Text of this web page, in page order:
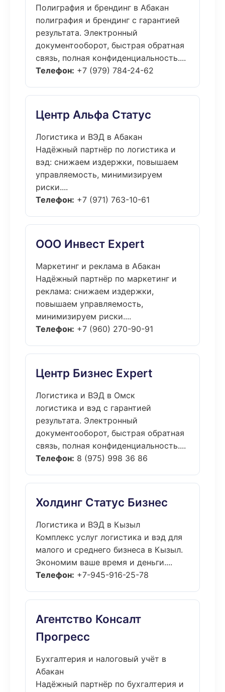
Полиграфия и брендинг в Абакан
полиграфия и брендинг с гарантией
результата. Электронный
документооборот, быстрая обратная
связь, полная конфиденциальность....
Телефон: +7 (979) 784-24-62
Центр Альфа Статус
Логистика и ВЭД в Абакан
Надёжный партнёр по логистика и
вэд: снижаем издержки, повышаем
управляемость, минимизируем
риски....
Телефон: +7 (971) 763-10-61
ООО Инвест Expert
Маркетинг и реклама в Абакан
Надёжный партнёр по маркетинг и
реклама: снижаем издержки,
повышаем управляемость,
минимизируем риски....
Телефон: +7 (960) 270-90-91
Центр Бизнес Expert
Логистика и ВЭД в Омск
логистика и вэд с гарантией
результата. Электронный
документооборот, быстрая обратная
связь, полная конфиденциальность....
Телефон: 8 (975) 998 36 86
Холдинг Статус Бизнес
Логистика и ВЭД в Кызыл
Комплекс услуг логистика и вэд для
малого и среднего бизнеса в Кызыл.
Экономим ваше время и деньги....
Телефон: +7-945-916-25-78
Агентство Консалт
Прогресс
Бухгалтерия и налоговый учёт в
Абакан
Надёжный партнёр по бухгалтерия и